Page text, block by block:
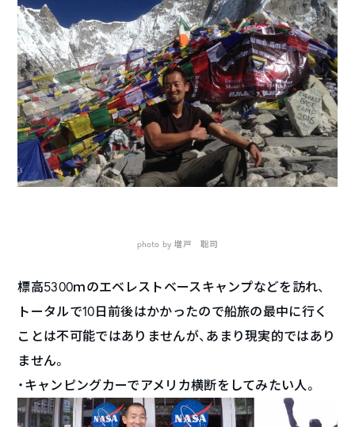
photo by 増戸 聡司
標高5300ｍのエベレストベースキャンプなどを訪れ、
トータルで10日前後はかかったので船旅の最中に行く
ことは不可能ではありませんが、あまり現実的ではあり
ません。
・キャンピングカーでアメリカ横断をしてみたい人。